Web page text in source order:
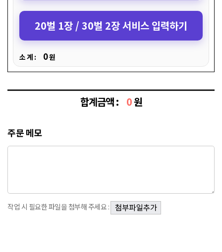
20벌 1장 / 30벌 2장 서비스 입력하기
소 계 : 0원
합계금액 : 0원
주문 메모
작업 시 필요한 파일을 첨부해 주세요 :